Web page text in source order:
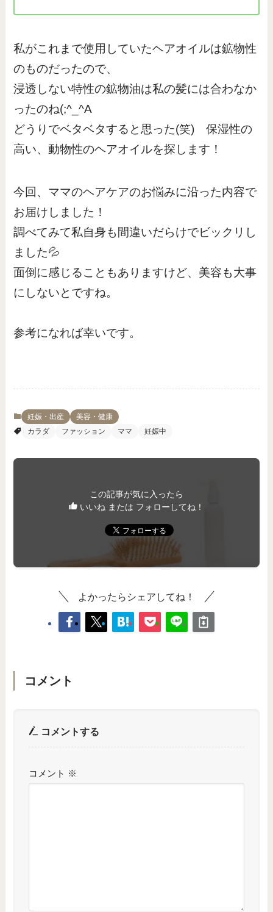
私がこれまで使用していたヘアオイルは鉱物性
のものだったので、
浸透しない特性の鉱物油は私の髪には合わなか
ったのね(;^_^A
どうりでベタベタすると思った(笑) 保湿性の
高い、動物性のヘアオイルを探します！
今回、ママのヘアケアのお悩みに沿った内容で
お届けしました！
調べてみて私自身も間違いだらけでビックリし
ました💦
面倒に感じることもありますけど、美容も大事
にしないとですね。
参考になれば幸いです。
妊娠・出産
美容・健康
カラダ
ファッション ママ 妊娠中
この記事が気に入ったら
いいね または フォローしてね！
よかったらシェアしてね！
コメント
コメントする
コメント ※